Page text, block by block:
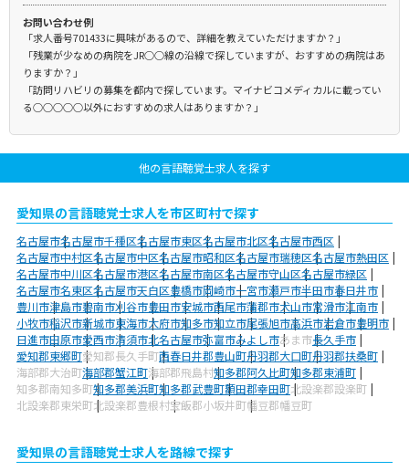
お問い合わせ例
「求人番号701433に興味があるので、詳細を教えていただけますか？」
「残業が少なめの病院をJR○○線の沿線で探していますが、おすすめの病院はあ
りますか？」
「訪問リハビリの募集を都内で探しています。マイナビコメディカルに載ってい
る○○○○○以外におすすめの求人はありますか？」
他の言語聴覚士求人を探す
愛知県の言語聴覚士求人を市区町村で探す
名古屋市名古屋市千種区名古屋市東区名古屋市北区名古屋市西区
名古屋市中村区名古屋市中区名古屋市昭和区名古屋市瑞穂区名古屋市熱田区
名古屋市中川区名古屋市港区名古屋市南区名古屋市守山区名古屋市緑区
名古屋市名東区名古屋市天白区豊橋市岡崎市一宮市瀬戸市半田市春日井市
豊川市津島市碧南市刈谷市豊田市安城市西尾市蒲郡市犬山市常滑市江南市
小牧市稲沢市新城市東海市大府市知多市知立市尾張旭市高浜市岩倉市豊明市
日進市田原市愛西市清須市北名古屋市弥富市みよし市あま市長久手市
愛知郡東郷町愛知郡長久手町西春日井郡豊山町丹羽郡大口町丹羽郡扶桑町
海部郡大治町海部郡蟹江町海部郡飛島村知多郡阿久比町知多郡東浦町
知多郡南知多町知多郡美浜町知多郡武豊町額田郡幸田町北設楽郡設楽町
北設楽郡東栄町北設楽郡豊根村宝飯郡小坂井町幡豆郡幡豆町
愛知県の言語聴覚士求人を路線で探す